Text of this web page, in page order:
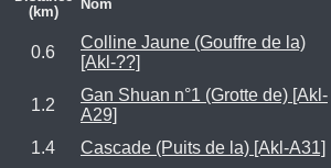
(km)
Nom
0.6
Colline Jaune (Gouffre de la)
[Akl-??]
1.2
Gan Shuan n°1 (Grotte de) [Akl-
A29]
1.4 Cascade (Puits de la) [Akl-A31]